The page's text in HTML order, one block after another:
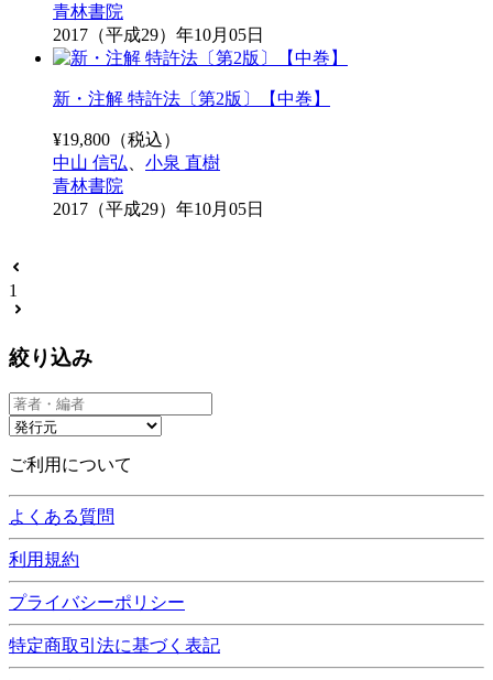
青林書院
2017（平成29）年10月05日
新・注解 特許法〔第2版〕【中巻】
¥19,800 （税込）
中山 信弘
小泉 直樹
青林書院
2017（平成29）年10月05日
1
絞り込み
ご利用について
よくある質問
利用規約
プライバシーポリシー
特定商取引法に基づく表記